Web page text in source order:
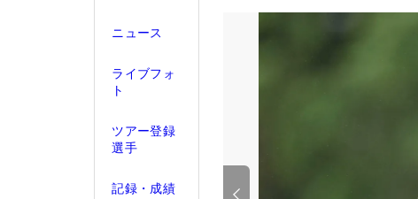
ニュース
ライブフォ
ト
ツアー登録
選手
記録・成績